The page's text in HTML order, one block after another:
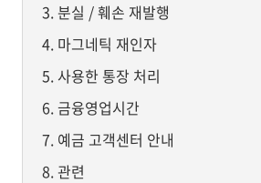
분실 / 훼손 재발행
마그네틱 재인자
사용한 통장 처리
금융영업시간
예금 고객센터 안내
관련